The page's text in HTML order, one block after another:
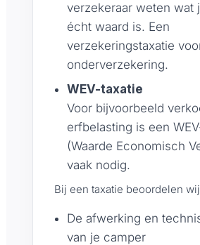
verzekeraar weten wat
écht waard is. Een
verzekeringstaxatie
onderverzekering.
WEV-taxatie
Voor bijvoorbeeld
erfbelasting is een
(Waarde Economisch
vaak nodig.
Bij een taxatie beoordelen
De afwerking en
van je camper